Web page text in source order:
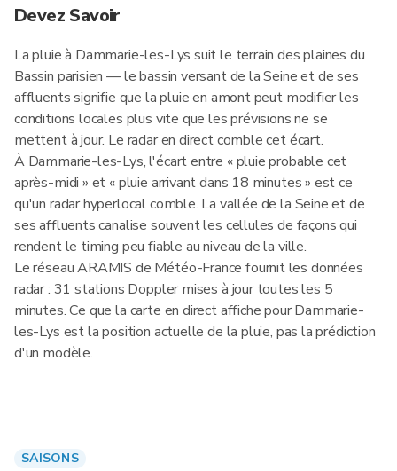
Devez Savoir
La pluie à Dammarie-les-Lys suit le terrain des plaines du
Bassin parisien — le bassin versant de la Seine et de ses
affluents signifie que la pluie en amont peut modifier les
conditions locales plus vite que les prévisions ne se
mettent à jour. Le radar en direct comble cet écart.
À Dammarie-les-Lys, l'écart entre « pluie probable cet
après-midi » et « pluie arrivant dans 18 minutes » est ce
qu'un radar hyperlocal comble. La vallée de la Seine et de
ses affluents canalise souvent les cellules de façons qui
rendent le timing peu fiable au niveau de la ville.
Le réseau ARAMIS de Météo-France fournit les données
radar : 31 stations Doppler mises à jour toutes les 5
minutes. Ce que la carte en direct affiche pour Dammarie-
les-Lys est la position actuelle de la pluie, pas la prédiction
d'un modèle.
SAISONS